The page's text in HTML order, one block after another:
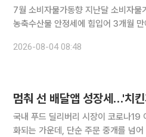
7월 소비자물가동향 지난달 소비자물가 상승률이 국제유가 상승세 둔화와 석유 최고가격제 지속,
농축수산물 안정세에 힘입어 3개월
동향'에 따르면 지난달 소비자물가
2026-08-04 08:48
멈춰 선 배달앱 성장세…'치
국내 푸드 딜리버리 시장이 코로나19
화되는 가운데, 단순 주문 중개를 넘